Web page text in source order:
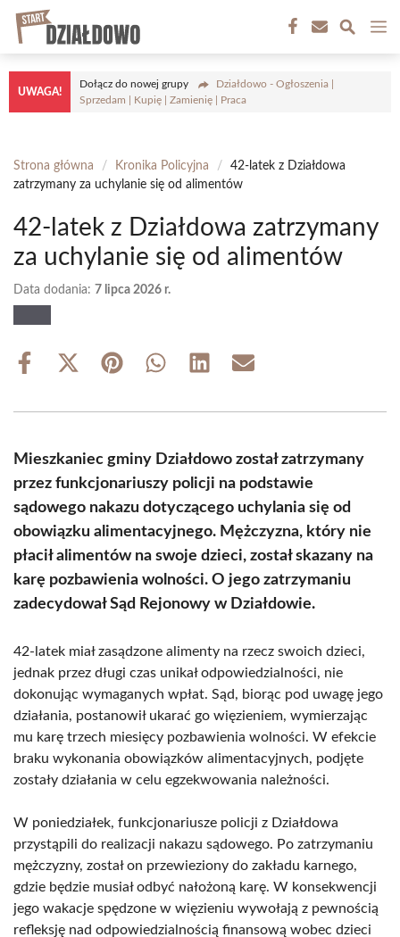
Przejdź
treści
UWAGA!
Dołącz do nowej grupy
Działdowo - Ogłoszenia |
Sprzedam | Kupię | Zamienię | Praca
Strona główna / Kronika Policyjna /
42-latek z Działdowa
zatrzymany za uchylanie się od alimentów
42-latek z Działdowa zatrzymany
za uchylanie się od alimentów
Data dodania: 7 lipca 2026 r.
Share
Share
(Twitter)
Share Share Share Share
Mieszkaniec gminy Działdowo został zatrzymany
przez funkcjonariuszy policji na podstawie
sądowego nakazu dotyczącego uchylania się od
obowiązku alimentacyjnego. Mężczyzna, który nie
płacił alimentów na swoje dzieci, został skazany na
karę pozbawienia wolności. O jego zatrzymaniu
zadecydował Sąd Rejonowy w Działdowie.
42-latek miał zasądzone alimenty na rzecz swoich dzieci,
jednak przez długi czas unikał odpowiedzialności, nie
dokonując wymaganych wpłat. Sąd, biorąc pod uwagę jego
działania, postanowił ukarać go więzieniem, wymierzając
mu karę trzech miesięcy pozbawienia wolności. W efekcie
braku wykonania obowiązków alimentacyjnych, podjęte
zostały działania w celu egzekwowania należności.
W poniedziałek, funkcjonariusze policji z Działdowa
przystąpili do realizacji nakazu sądowego. Po zatrzymaniu
mężczyzny, został on przewieziony do zakładu karnego,
gdzie będzie musiał odbyć nałożoną karę. W konsekwencji
jego wakacje spędzone w więzieniu wywołają z pewnością
refleksję nad odpowiedzialnością finansową wobec dzieci